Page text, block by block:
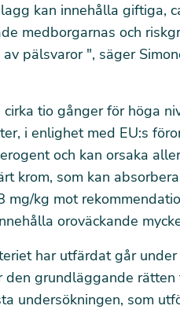
kan innehålla giftiga,
medborgarnas och
pälsvaror ", säger
tio gånger för höga
i enlighet med EU:s
och kan orsaka
krom, som kan
mg/kg mot
oroväckande
har utfärdat går
den grundläggande
undersökningen, som